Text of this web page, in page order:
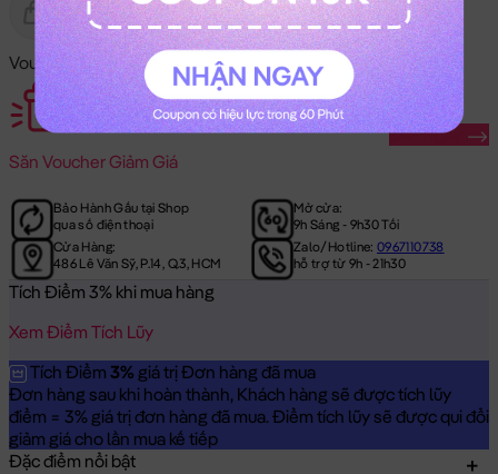
Gửi Tặng Hết Hàng
Voucher Mã Khuyến Mãi:
Săn Voucher Giảm Giá
Săn Ngay
Bảo Hành Gấu tại Shop
qua số điện thoại
Mở cửa:
9h Sáng - 9h30 Tối
Cửa Hàng:
486 Lê Văn Sỹ, P.14, Q.3, HCM
Zalo/Hotline:0967110738
hỗ trợ từ 9h - 21h30
Tích Điểm 3% khi mua hàng
Xem Điểm Tích Lũy
Tích Điểm 3% giá trị Đơn hàng đã mua
Đơn hàng sau khi hoàn thành, Khách hàng sẽ được tích lũy
điểm = 3% giá trị đơn hàng đã mua. Điểm tích lũy sẽ được qui đổi
giảm giá cho lần mua kế tiếp
Đặc điểm nổi bật